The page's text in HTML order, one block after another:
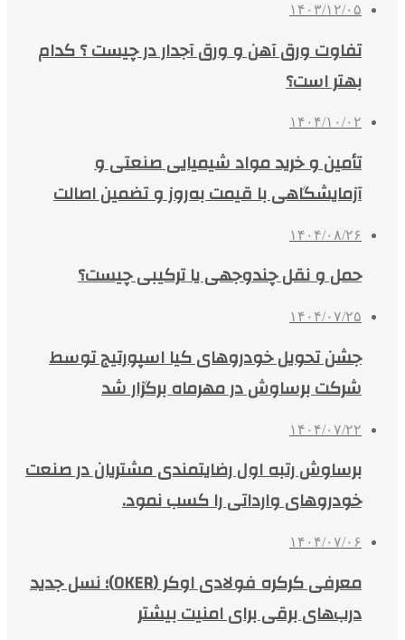
۱۴۰۳/۱۲/۰۵
تفاوت ورق آهن و ورق آجدار در چیست ؟ کدام
بهتر است؟
۱۴۰۴/۱۰/۰۲
تأمین و خرید مواد شیمیایی صنعتی و
آزمایشگاهی با قیمت به‌روز و تضمین اصالت
۱۴۰۴/۰۸/۲۶
حمل و نقل چندوجهی یا ترکیبی چیست؟
۱۴۰۴/۰۷/۲۵
جشن تحویل خودروهای کیا اسپورتیج توسط
شرکت برساوش در مهرماه برگزار شد
۱۴۰۴/۰۷/۲۲
برساوش رتبه اول رضایتمندی مشتریان در صنعت
خودروهای وارداتی را کسب نمود.
۱۴۰۴/۰۷/۰۶
معرفی کرکره فولادی اوکر (OKER)؛ نسل جدید
درب‌های برقی برای امنیت بیشتر